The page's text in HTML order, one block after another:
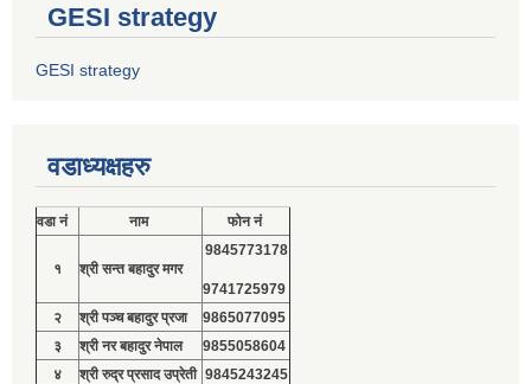
GESI strategy
GESI strategy
वडाध्यक्षहरु
वडा नं नाम फोन नं
१ श्री सन्त बहादुर मगर
9845773178
9741725979
२
श्री पञ्च बहादुर प्रजा
9865077095
३
श्री नर बहादुर नेपाल
9855058604
४
श्री रुद्र प्रसाद उप्रेती 9845243245